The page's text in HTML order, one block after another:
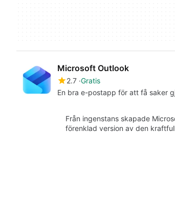
Microsoft Outlook
2.7 Gratis
En bra e-postapp för att få saker
Från ingenstans skapade
förenklad version av den